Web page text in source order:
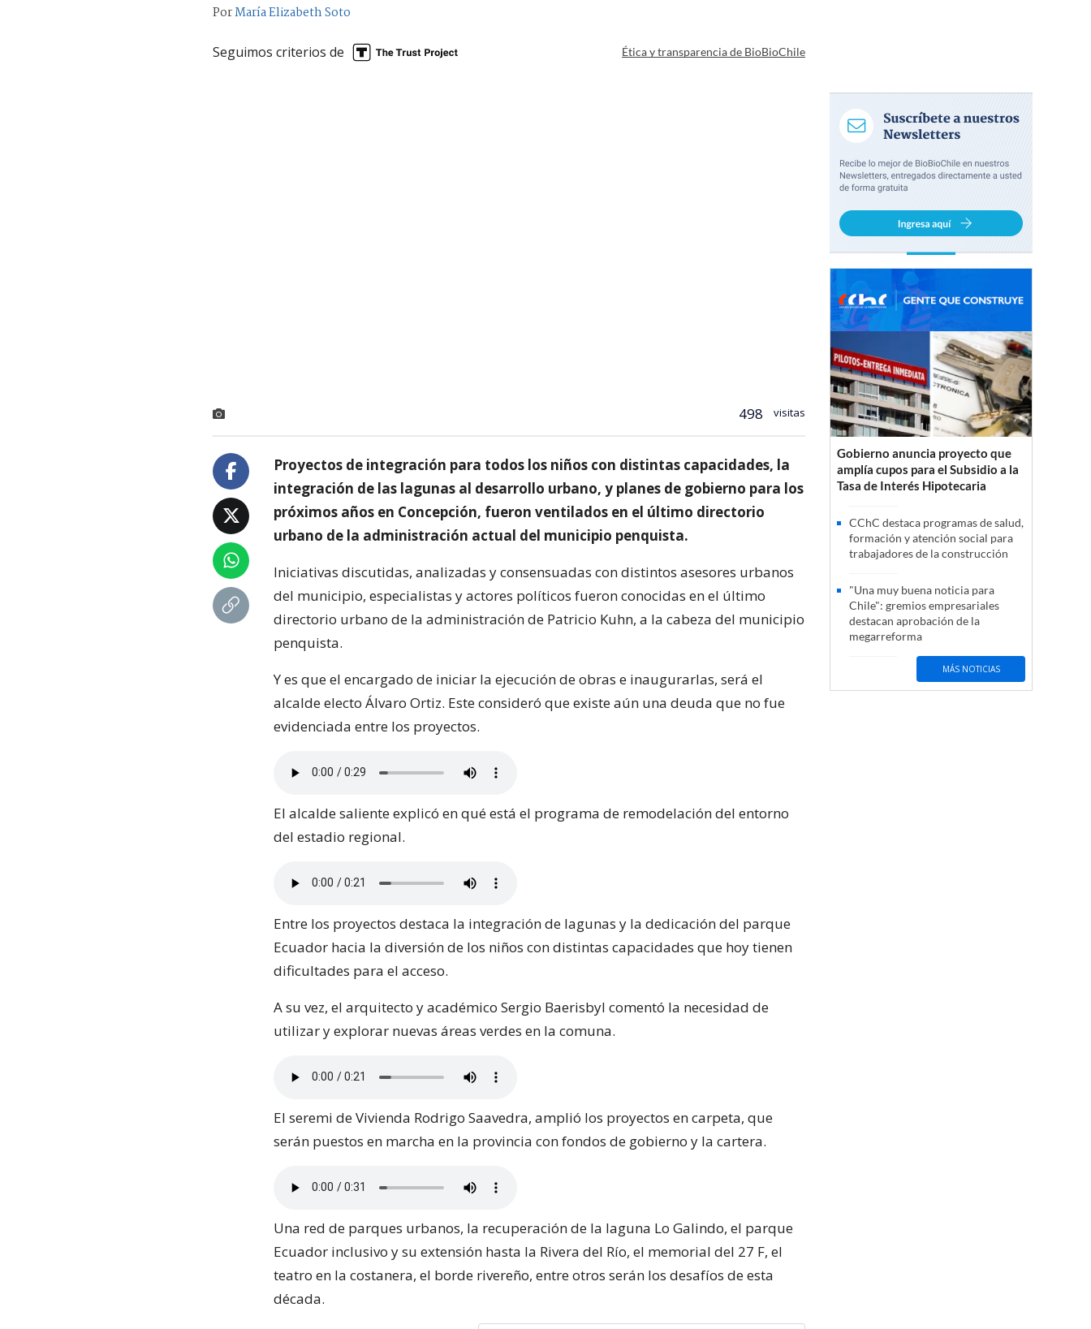
PorMaría Elizabeth Soto
Seguimos criterios de Ética y transparencia de BioBioChile
498 visitas
Proyectos de integración para todos los niños con distintas capacidades, la
integración de las lagunas al desarrollo urbano, y planes de gobierno para los
próximos años en Concepción, fueron ventilados en el último directorio
urbano de la administración actual del municipio penquista.
Iniciativas discutidas, analizadas y consensuadas con distintos asesores urbanos
del municipio, especialistas y actores políticos fueron conocidas en el último
directorio urbano de la administración de Patricio Kuhn, a la cabeza del municipio
penquista.
Y es que el encargado de iniciar la ejecución de obras e inaugurarlas, será el
alcalde electo Álvaro Ortiz. Este consideró que existe aún una deuda que no fue
evidenciada entre los proyectos.
El alcalde saliente explicó en qué está el programa de remodelación del entorno
del estadio regional.
Entre los proyectos destaca la integración de lagunas y la dedicación del parque
Ecuador hacia la diversión de los niños con distintas capacidades que hoy tienen
dificultades para el acceso.
A su vez, el arquitecto y académico Sergio Baerisbyl comentó la necesidad de
utilizar y explorar nuevas áreas verdes en la comuna.
El seremi de Vivienda Rodrigo Saavedra, amplió los proyectos en carpeta, que
serán puestos en marcha en la provincia con fondos de gobierno y la cartera.
Una red de parques urbanos, la recuperación de la laguna Lo Galindo, el parque
Ecuador inclusivo y su extensión hasta la Rivera del Río, el memorial del 27 F, el
teatro en la costanera, el borde rivereño, entre otros serán los desafíos de esta
década.
Gobierno anuncia proyecto que
amplía cupos para el Subsidio a la
Tasa de Interés Hipotecaria
CChC destaca programas de salud,
formación y atención social para
trabajadores de la construcción
"Una muy buena noticia para
Chile": gremios empresariales
destacan aprobación de la
megarreforma
MÁS NOTICIAS